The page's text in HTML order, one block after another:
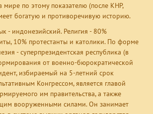
мире по этому показателю (после КНР,
богатую и противоречивую историю.
- индонезийский. Религия - 80%
10% протестанты и католики. По форме
- суперпрезидентская республика (в
от военно-бюрократической
избираемый на 5-летний срок
Конгрессом, является главой
им правительства, а также
вооруженными силами. Он занимает